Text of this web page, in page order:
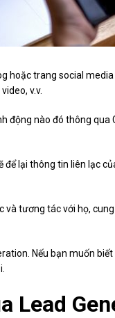
hoặc trang social
v.v.
động nào đó thông
để lại thông tin liên lạc
và tương tác với họ,
Nếu bạn muốn
Lead